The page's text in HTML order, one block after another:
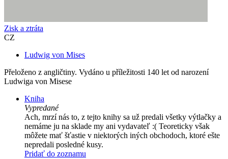
Zisk a ztráta
CZ
Ludwig von Mises
Přeloženo z angličtiny. Vydáno u příležitosti 140 let od narození
Ludwiga von Misese
Kniha
Vypredané
Ach, mrzí nás to, z tejto knihy sa už predali všetky výtlačky a
nemáme ju na sklade my ani vydavateľ :( Teoreticky však
môžete mať šťastie v niektorých iných obchodoch, ktoré ešte
nepredali posledné kusy.
Pridať do zoznamu